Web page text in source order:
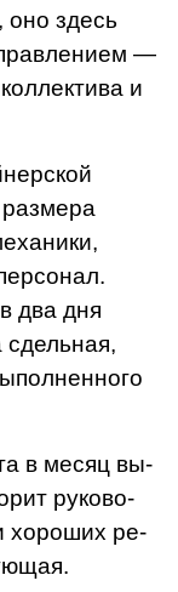
оно здесь
—
и
два дня
в месяц вы­
руково­
хороших ре­